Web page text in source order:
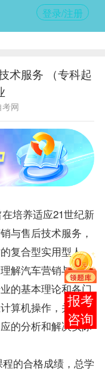
登录/注册
术服务 （专科起
网
培养适应21世纪新
与售后技术服务，
复合型实用型人
解汽车营销与售后
的基本理论和各门
算机操作，并能有
的分析和解决实际
的合格成绩，总学
在线
客服